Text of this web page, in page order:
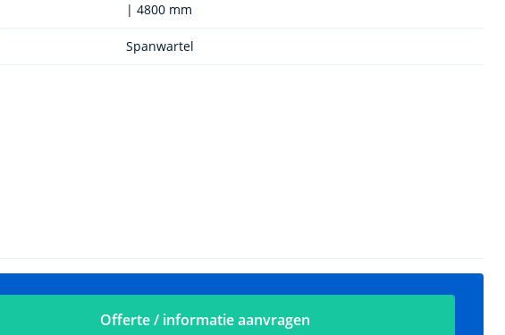
| 4800 mm
Spanwartel
Offerte / informatie aanvragen